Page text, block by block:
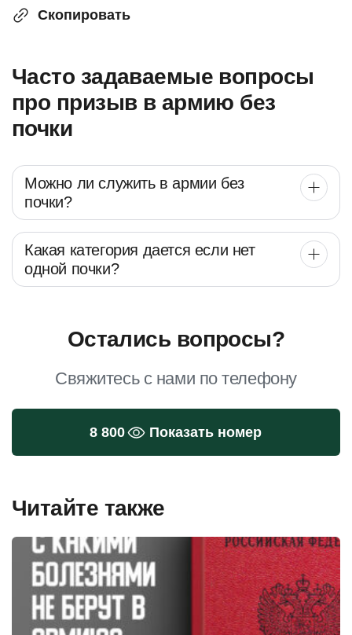
Скопировать
Часто задаваемые вопросы
про призыв в армию без
почки
Можно ли служить в армии без
почки?
Какая категория дается если нет
одной почки?
Остались вопросы?
Свяжитесь с нами по телефону
8 800 Показать номер
Читайте также